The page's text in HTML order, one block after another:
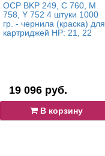
OCP BKP 249, C 760, M
758, Y 752 4 штуки 1000
гр. - чернила (краска) для
картриджей HP: 21, 22
19 096 руб.
В корзину